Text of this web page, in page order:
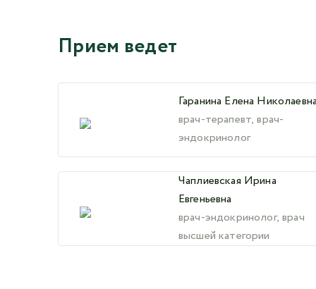
Прием ведет
Гаранина Елена
врач-терапевт, врач-
эндокринолог
Чаплиевская Ирина
Евгеньевна
врач-эндокринолог, врач
высшей категории